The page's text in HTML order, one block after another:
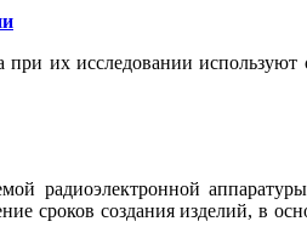
их исследовании
радиоэлектронной
создания изделий, в